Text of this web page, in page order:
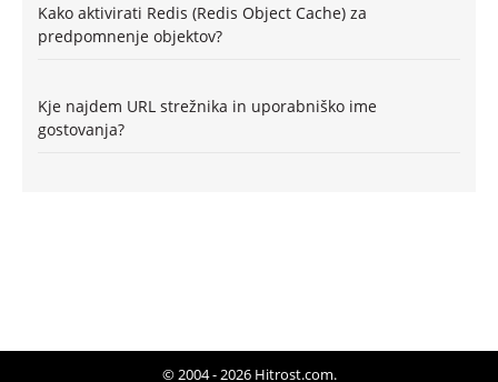
Kako aktivirati Redis (Redis Object Cache) za
predpomnenje objektov?
Kje najdem URL strežnika in uporabniško ime
gostovanja?
© 2004 - 2026 Hitrost.com.